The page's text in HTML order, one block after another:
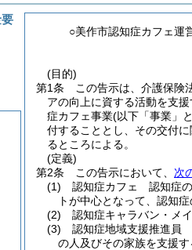
○美作市認知症カフェ運
(目的)
第1条
この告示は、介護保険
アの向上に資する活動を支
症カフェ事業(以下「事業」
付することとし、その交付に
るところによる。
(定義)
第2条
この告示において、 次
(1)
認知症カフェ 認知症の
トが中心となって、認知
(2)
認知症キャラバン・メ
(3)
認知症地域支援推進員
の人及びその家族を支援